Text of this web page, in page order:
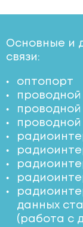
Основные и
связи:
оптопорт
проводной
проводной
данных
(работа с